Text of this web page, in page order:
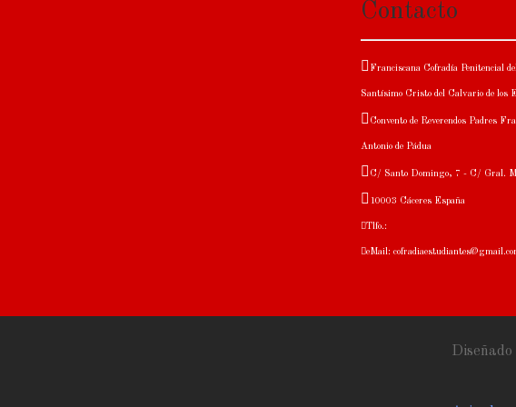
Contacto
Franciscana Cofradía Penitencial
Santísimo Cristo del Calvario de los
Convento de Reverendos Padres
Antonio de Pádua
C/ Santo Domingo, 7 - C/ Gral.
10003 Cáceres España
Tlfo.:
eMail: